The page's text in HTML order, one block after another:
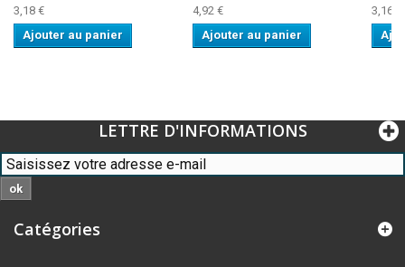
3,18 €
Ajouter au panier
4,92 €
Ajouter au panier
3,16 €
LETTRE D'INFORMATIONS
ok
Catégories